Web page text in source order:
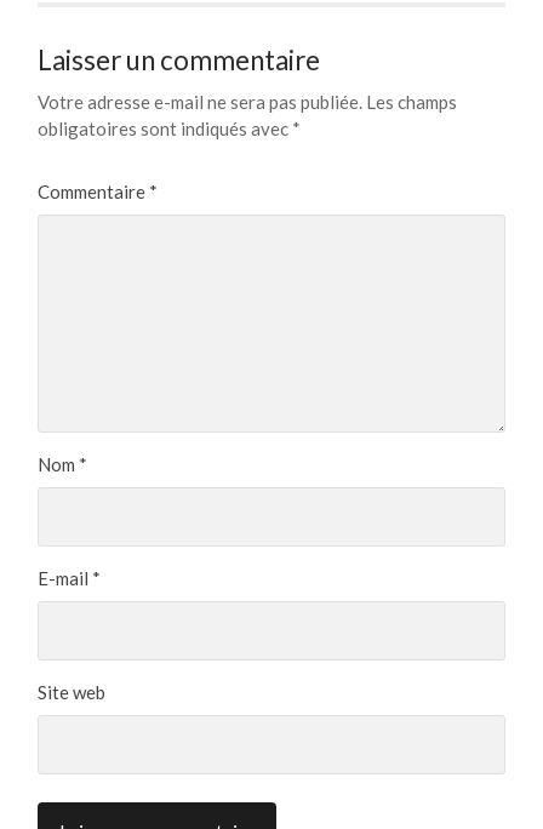
Laisser un commentaire
Votre adresse e-mail ne sera pas publiée. Les champs
obligatoires sont indiqués avec *
Commentaire *
Nom *
E-mail *
Site web